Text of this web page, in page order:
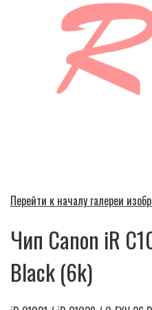
Перейти к началу галереи
Чип Canon iR
Black (6k)